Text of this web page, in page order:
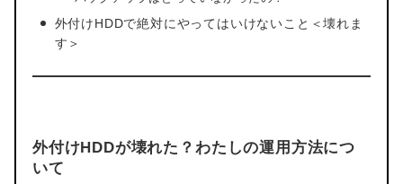
外付けHDDで絶対にやってはいけないこと＜壊れま
す＞
外付けHDDが壊れた？わたしの運用方法につ
いて